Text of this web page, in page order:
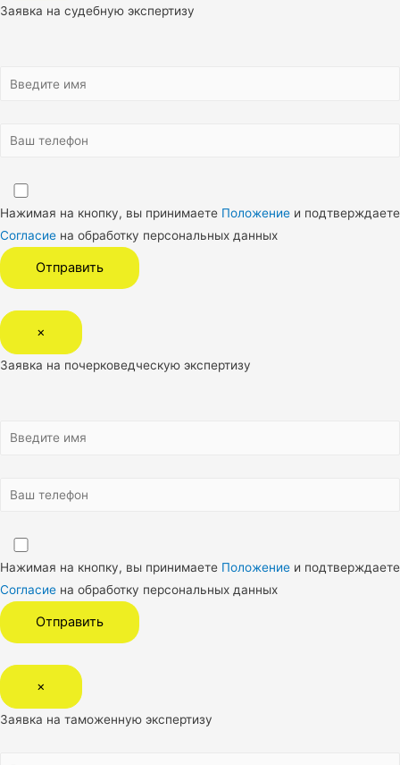
Заявка на судебную экспертизу
Нажимая на кнопку, вы принимаете Положение и подтверждаете
Согласие на обработку персональных данных
×
Заявка на почерковедческую экспертизу
Нажимая на кнопку, вы принимаете Положение и подтверждаете
Согласие на обработку персональных данных
×
Заявка на таможенную экспертизу